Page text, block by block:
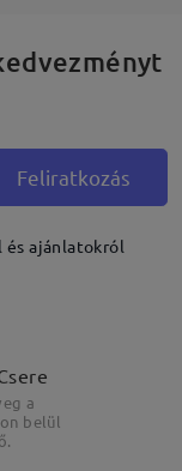
Feliratkozás
és ajánlatokról
a
belül